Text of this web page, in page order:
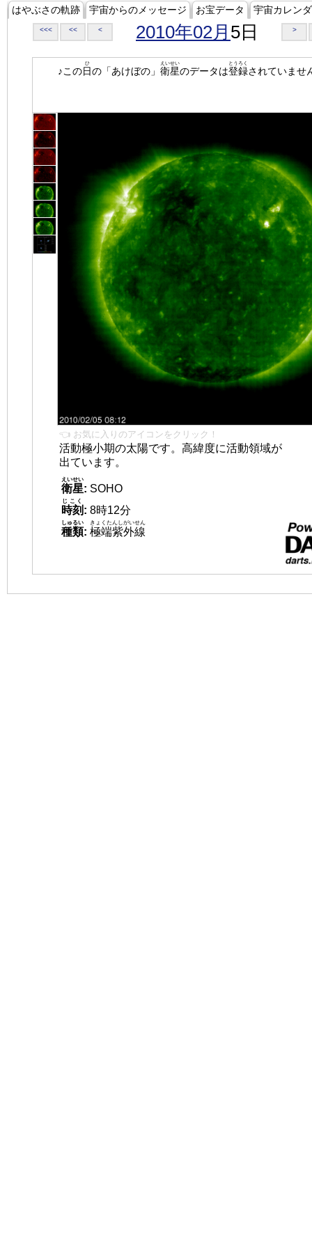
はやぶさの軌跡 宇宙からのメッセージ お宝データ 宇宙カレン
<<< << < 2010年02月 5日 >
♪この日
ひ
の「あけぼの」 衛星
えいせい
のデータは登録
とうろく
されていませ
👈 お気に入りのアイコンをクリック！
活動極小期の太陽です。高緯度に活動領域が
出ています。
衛星
えいせい
: SOHO
時刻
じこく
: 8時12分
種類
しゅるい
: 極端紫外線
きょくたんしがいせん